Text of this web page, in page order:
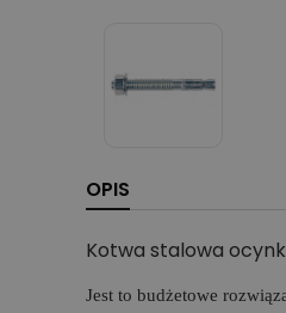
OPIS
Kotwa stalowa
Jest to budżetowe